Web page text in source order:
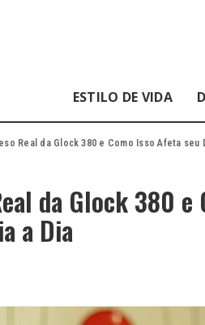
ESTILO DE VIDA
Real da Glock 380 e Como Isso Afeta seu
da Glock 380 e
a Dia